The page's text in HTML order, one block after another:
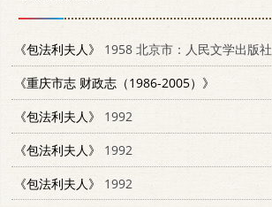
《包法利夫人》
1958 北京市：人民文学出版社
《重庆市志 财政志（1986-2005）》
《包法利夫人》
1992
《包法利夫人》
1992
《包法利夫人》
1992